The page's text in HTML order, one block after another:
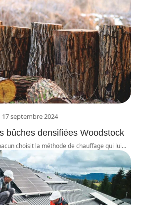
17 septembre 2024
bûches densifiées Woodstock
choisit la méthode de chauffage qui lui…